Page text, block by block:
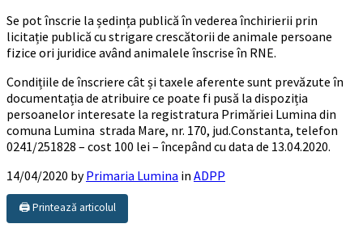
Se pot înscrie la ședința publică în vederea închirierii prin
licitație publică cu strigare crescătorii de animale persoane
fizice ori juridice având animalele înscrise în RNE.
Condițiile de înscriere cât și taxele aferente sunt prevăzute în
documentația de atribuire ce poate fi pusă la dispoziția
persoanelor interesate la registratura Primăriei Lumina din
comuna Lumina strada Mare, nr. 170, jud.Constanta, telefon
0241/251828 – cost 100 lei – începând cu data de 13.04.2020.
14/04/2020 byPrimaria Lumina in ADPP
🖨️ Printează articolul